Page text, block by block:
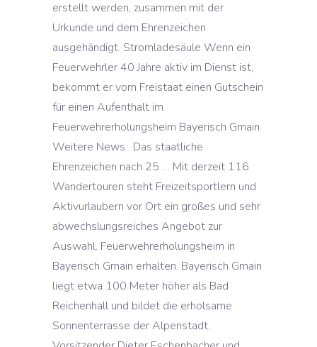
erstellt werden, zusammen mit der
Urkunde und dem Ehrenzeichen
ausgehändigt. Stromladesäule Wenn ein
Feuerwehrler 40 Jahre aktiv im Dienst ist,
bekommt er vom Freistaat einen Gutschein
für einen Aufenthalt im
Feuerwehrerholungsheim Bayerisch Gmain.
Weitere News . Das staatliche
Ehrenzeichen nach 25 … Mit derzeit 116
Wandertouren steht Freizeitsportlern und
Aktivurlaubern vor Ort ein großes und sehr
abwechslungsreiches Angebot zur
Auswahl. Feuerwehrerholungsheim in
Bayerisch Gmain erhalten. Bayerisch Gmain
liegt etwa 100 Meter höher als Bad
Reichenhall und bildet die erholsame
Sonnenterrasse der Alpenstadt.